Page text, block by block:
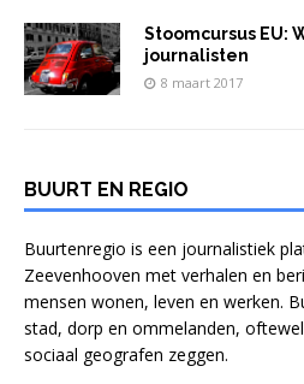
Stoomcursus EU:
journalisten
8 maart 2017
BUURT EN REGIO
Buurtenregio is een journalistiek
Zeevenhooven met verhalen en
mensen wonen, leven en werken.
stad, dorp en ommelanden, oftewel
sociaal geografen zeggen.